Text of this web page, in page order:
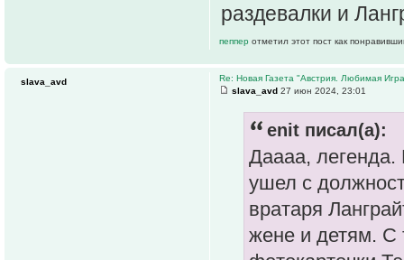
раздевалки и
пеппер отметил этот пост как
Re: Новая Газета "Австрия. Любимая
slava_avd 27 июн 2024, 23:01
enit писал(а):
Даааа,
ушел с
вратаря
жене и детям. С
slava_avd